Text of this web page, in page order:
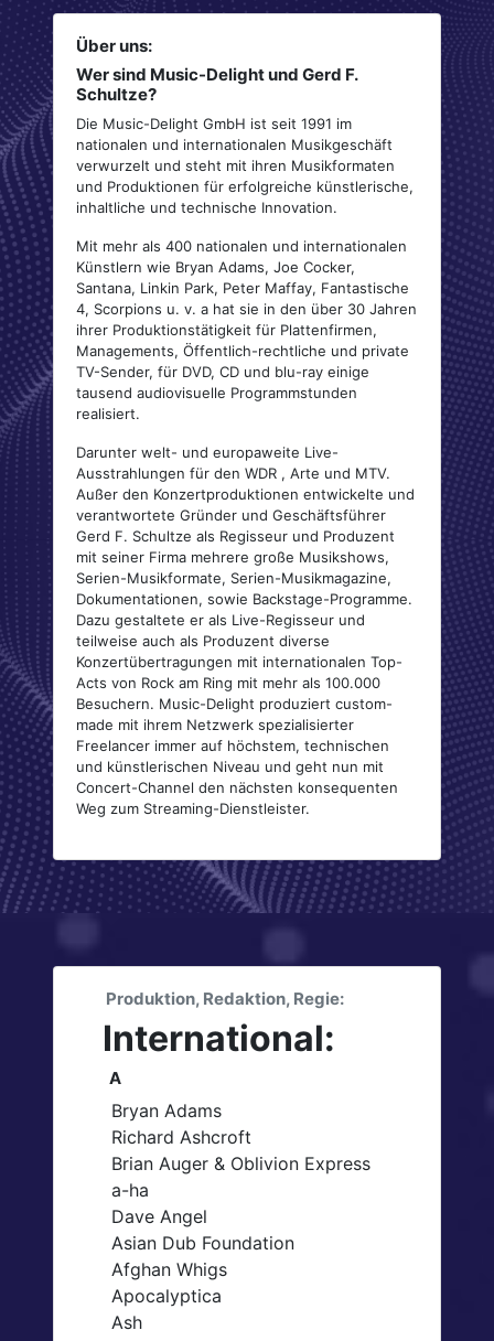
Über uns:
Wer sind Music-Delight und Gerd F.
Schultze?
Die Music-Delight GmbH ist seit 1991 im
nationalen und internationalen Musikgeschäft
verwurzelt und steht mit ihren Musikformaten
und Produktionen für erfolgreiche künstlerische,
inhaltliche und technische Innovation.
Mit mehr als 400 nationalen und internationalen
Künstlern wie Bryan Adams, Joe Cocker,
Santana, Linkin Park, Peter Maffay, Fantastische
4, Scorpions u. v. a hat sie in den über 30 Jahren
ihrer Produktionstätigkeit für Plattenfirmen,
Managements, Öffentlich-rechtliche und private
TV-Sender, für DVD, CD und blu-ray einige
tausend audiovisuelle Programmstunden
realisiert.
Darunter welt- und europaweite Live-
Ausstrahlungen für den WDR , Arte und MTV.
Außer den Konzertproduktionen entwickelte und
verantwortete Gründer und Geschäftsführer
Gerd F. Schultze als Regisseur und Produzent
mit seiner Firma mehrere große Musikshows,
Serien-Musikformate, Serien-Musikmagazine,
Dokumentationen, sowie Backstage-Programme.
Dazu gestaltete er als Live-Regisseur und
teilweise auch als Produzent diverse
Konzertübertragungen mit internationalen Top-
Acts von Rock am Ring mit mehr als 100.000
Besuchern. Music-Delight produziert custom-
made mit ihrem Netzwerk spezialisierter
Freelancer immer auf höchstem, technischen
und künstlerischen Niveau und geht nun mit
Concert-Channel den nächsten konsequenten
Weg zum Streaming-Dienstleister.
Produktion, Redaktion, Regie:
International:
A
Bryan Adams
Richard Ashcroft
Brian Auger & Oblivion Express
a-ha
Dave Angel
Asian Dub Foundation
Afghan Whigs
Apocalyptica
Ash